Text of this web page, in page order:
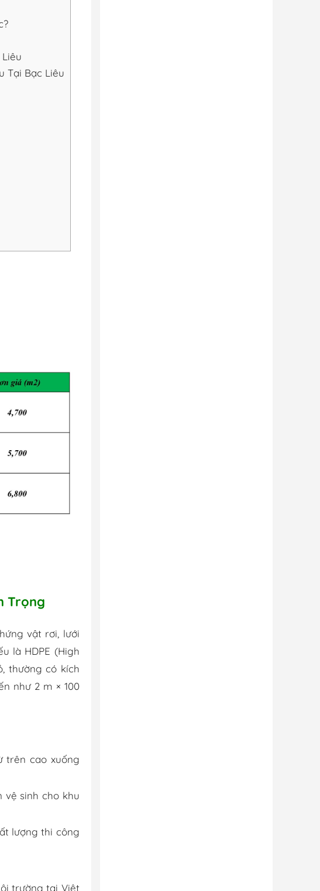
Tại Bạc Liêu
Trọng
vật rơi, lưới
là HDPE (High
thường có kích
như 2 m × 100
trên cao xuống
vệ sinh cho khu
lượng thi công
trường tại Việt